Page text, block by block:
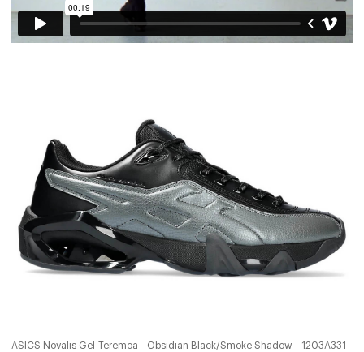
ASICS Novalis Gel-Teremoa - Obsidian Black/Smoke Shadow - 1203A331-